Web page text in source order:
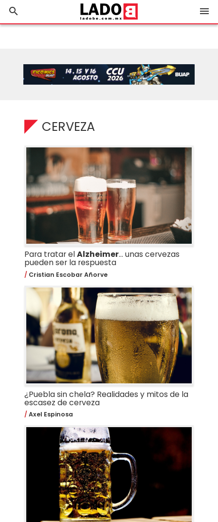
search menu
CERVEZA
Para tratar elAlzheimer... unas cervezas
pueden ser la respuesta
Cristian Escobar Añorve
¿Puebla sin chela? Realidades y mitos de la
escasez de cerveza
Axel Espinosa